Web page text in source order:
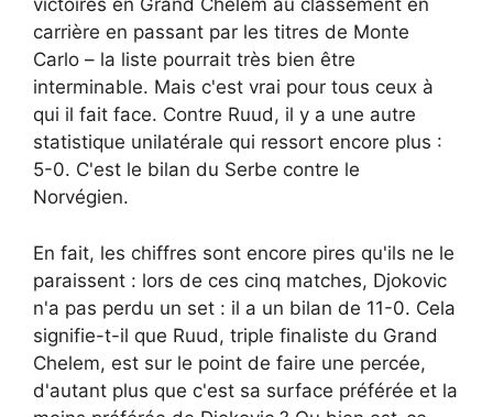
victoires en Grand Chelem au classement en
carrière en passant par les titres de Monte
Carlo – la liste pourrait très bien être
interminable. Mais c'est vrai pour tous ceux à
qui il fait face. Contre Ruud, il y a une autre
statistique unilatérale qui ressort encore plus :
5-0. C'est le bilan du Serbe contre le
Norvégien.
En fait, les chiffres sont encore pires qu'ils ne le
paraissent : lors de ces cinq matches, Djokovic
n'a pas perdu un set : il a un bilan de 11-0. Cela
signifie-t-il que Ruud, triple finaliste du Grand
Chelem, est sur le point de faire une percée,
d'autant plus que c'est sa surface préférée et la